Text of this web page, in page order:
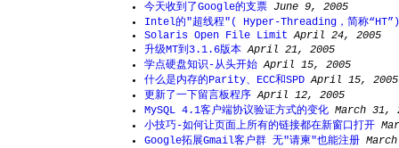
今天收到了Google的支票 June 9, 2005
Intel的"超线程"( Hyper-Threading，简称“HT”)
Solaris Open File Limit April 24, 2005
升级MT到3.1.6版本 April 21, 2005
学点硬盘知识-从头开始 April 15, 2005
什么是内存的Parity、ECC和SPD April 15, 2005
更新了一下留言板程序 April 12, 2005
MySQL 4.1客户端协议验证方式的变化 March 31,
小技巧-如何让页面上所有的链接都在新窗口打开
Google拓展Gmail客户群 无"请柬"也能注册